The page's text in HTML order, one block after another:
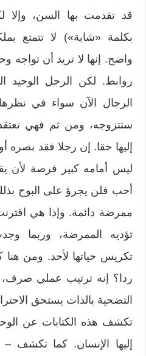
قد تقدمت بها السن، وإلا
بكلمة «شابة») لا تتمتع
واضح. إنها لا تريد أن تواجه
روابط. لكن الرجل الوحيد
الرجال الآن سواء في
ستتزوجه، ومن ثم فهي
إليها حقا. إن رجلا فقد بصره
ليس أمامه كبير فرصة لأن
أحب فلن يجرؤ على البوح
ممرضة دائمة. وإذا هي
تؤديه الممرضة، وربما
تكريس حياتها لأحد. ومن هنا
ردا؟ إنه ترتيب عملي
التضحية بالذات يستحق
تكشف هذه الكتابات عن
إليها الإنسان. كما